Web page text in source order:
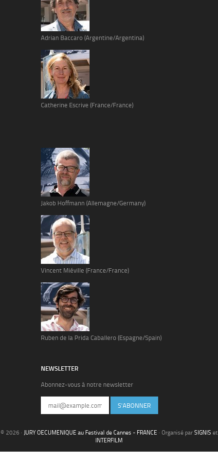
Adrian Baccaro (Argentine/Argentina)
Catherine Escrive (France/France)
Jakob Hoffmann (Allemagne/Germany)
Vincent Miéville (France/France)
Ruben de la Prida Caballero (Espagne/Spain)
NEWSLETTER
Abonnez-vous à notre newsletter
S'ABONNER
© 2026 · JURY OECUMENIQUE au Festival de Cannes - FRANCE · Organisé par SIGNIS et
INTERFILM